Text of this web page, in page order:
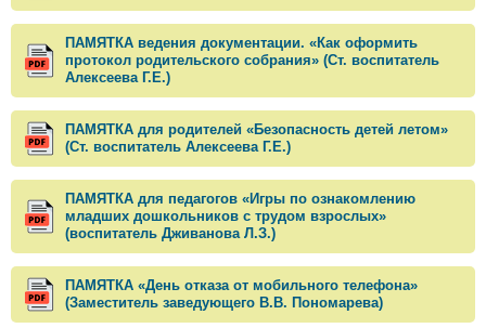
ПАМЯТКА ведения документации. «Как оформить
протокол родительского собрания» (Ст. воспитатель
Алексеева Г.Е.)
ПАМЯТКА для родителей «Безопасность детей летом»
(Ст. воспитатель Алексеева Г.Е.)
ПАМЯТКА для педагогов «Игры по ознакомлению
младших дошкольников с трудом взрослых»
(воспитатель Дживанова Л.З.)
ПАМЯТКА «День отказа от мобильного телефона»
(Заместитель заведующего В.В. Пономарева)